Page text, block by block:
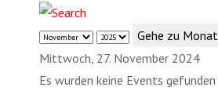
Gehe zu Monat
Mittwoch, 27. November 2024
Es wurden keine Events gefunden